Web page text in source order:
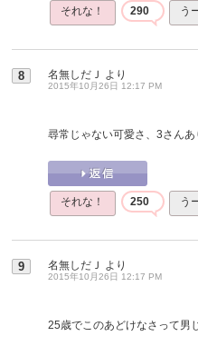
それな！ 290 う
8 名無しだＪ より
2015年10月26日 12:17 PM
尋常じゃない可愛さ、3さんあ
それな！ 250 う
9 名無しだＪ より
2015年10月26日 12:17 PM
25歳でこのあどけなさって男